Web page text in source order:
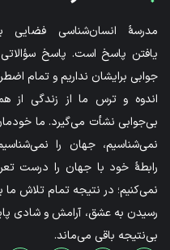
مدرسۀ انسان‌شناسی فضایی
یافتن پاسخ است. پاسخ
جوابی برایشان نداریم و تمام
اندوه و ترس ما از زندگی از
بی‌جوابی نشأت می‌گیرد. ما
نمی‌شناسیم، جهان را
رابطۀ خود با جهان را درست
نمی‌کنیم؛ در نتیجه تمام تلاش ما
رسیدن به عشق، آرامش و شادی
بی‌نتیجه باقی می‌ماند.